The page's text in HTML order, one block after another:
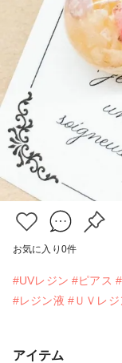
お気に入り 0件
#UVレジン #ピアス
#レジン液 #ＵＶレジ
アイテム